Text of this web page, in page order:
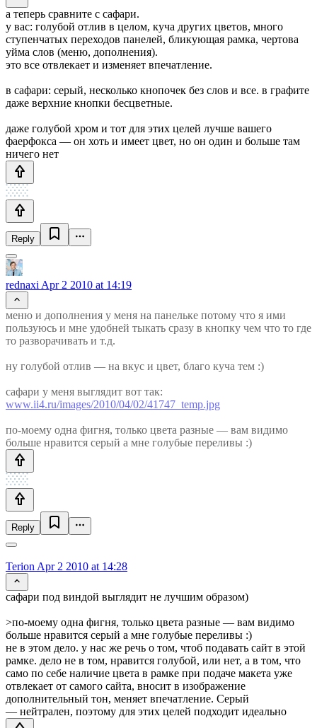
а теперь сравните с сафари.
у вас: голубой отлив в целом, куча других цветов, много
ступенчатых переходов панелей, бликующая рамка, чертова
уйма слов (меню, дополнения).
это все отвлекает и изменяет впечатление.
в сафари: серый, несколько кнопочек без слов и все. в графите
даже верхние кнопки бесцветные.
даже голубой хром и тот для этих целей лучше вашего
фаерфокса — он хоть и имеет цвет, но он один и больше там
ничего нет
Reply
rednaxi Apr 2 2010 at 14:19
меню и дополнения у меня на панельке потому что я ими
пользуюсь и мне удобней тыкать сразу в кнопку чем что то где
то разворачивать и т.д.
ну голубой отлив — на вкус и цвет, благо куча тем :)
сафари у меня выглядит вот так:
www.ii4.ru/images/2010/04/02/41747_temp.jpg
по-моему одна фигня, только цвета разные — вам видимо
больше нравится серый а мне голубые переливы :)
Reply
Terion Apr 2 2010 at 14:28
сафари под виндой выглядит не лучшим образом)
>по-моему одна фигня, только цвета разные — вам видимо
больше нравится серый а мне голубые переливы :)
не в этом дело. у нас же речь о том, чтоб подавать сайт в этой
рамке. дело не в том, нравится голубой, или нет, а в том, что
само по себе наличие цвета в рамке при подаче макета уже
отвлекает от самого сайта, вносит в изображение
дополнительный тон, меняет впечатление. Серый
— нейтрален, поэтому для этих целей подходит идеально